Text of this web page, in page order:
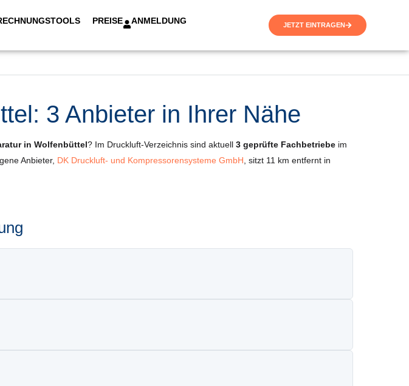
PREISE ANMELDUNG JETZT EINTRAGEN
3 Anbieter in Ihrer Nähe
in Wolfenbüttel? Im Druckluft-Verzeichnis sind aktuell 3 geprüfte Fachbetriebe im
Anbieter, DK Druckluft- und Kompressorensysteme GmbH , sitzt 11 km entfernt in